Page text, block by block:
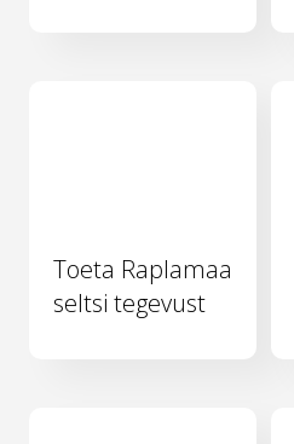
Toeta Raplamaa
seltsi tegevust